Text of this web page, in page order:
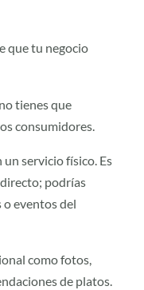
que tu negocio
tienes que
consumidores.
servicio físico. Es
podrías
eventos del
como fotos,
de platos.